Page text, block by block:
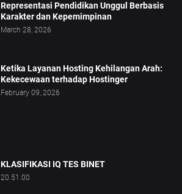
Representasi Pendidikan Unggul Berbasis
Karakter dan Kepemimpinan
March 28, 2026
Ketika Layanan Hosting Kehilangan Arah:
Kekecewaan terhadap Hostinger
February 09, 2026
KLASIFIKASI IQ TES BINET
20.51.00